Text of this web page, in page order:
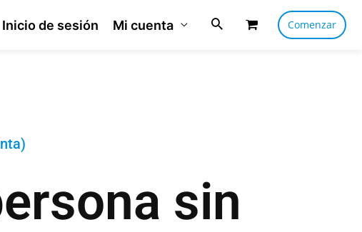
Inicio de sesión Mi cuenta Comenzar
sin